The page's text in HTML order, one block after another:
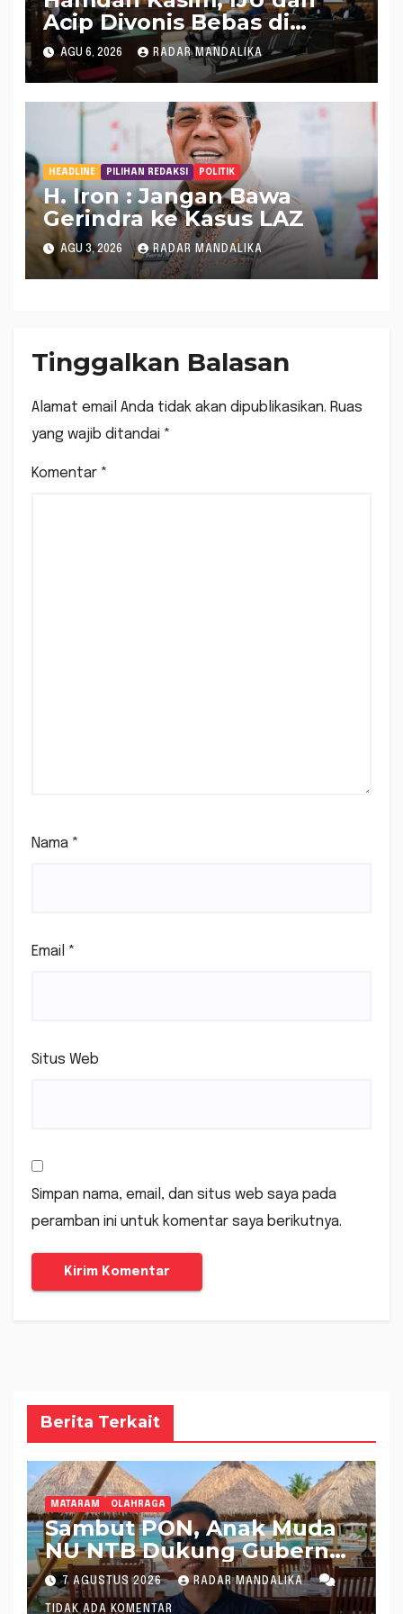
Acip Divonis Bebas di
Kasus Dugaan Gratifikasi
DPRD NTB, Kuasa Hukum:
Putusan Bersifat Final
AGU 6, 2026 RADAR MANDALIKA
HEADLINE PILIHAN REDAKSI POLITIK
H. Iron : Jangan Bawa
Gerindra ke Kasus LAZ
AGU 3, 2026 RADAR MANDALIKA
Tinggalkan Balasan
Alamat email Anda tidak akan dipublikasikan. Ruas
yang wajib ditandai *
Komentar *
Nama *
Email *
Situs Web
Simpan nama, email, dan situs web saya pada
peramban ini untuk komentar saya berikutnya.
Berita Terkait
MATARAM OLAHRAGA
Sambut PON, Anak Muda
NU NTB Dukung Gubernur
Pimpin KONI NTB
7 AGUSTUS 2026 RADAR MANDALIKA
TIDAK ADA KOMENTAR